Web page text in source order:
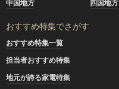
中国地方
四国地方
おすすめ特集でさがす
おすすめ特集一覧
担当者おすすめ特集
地元が誇る家電特集